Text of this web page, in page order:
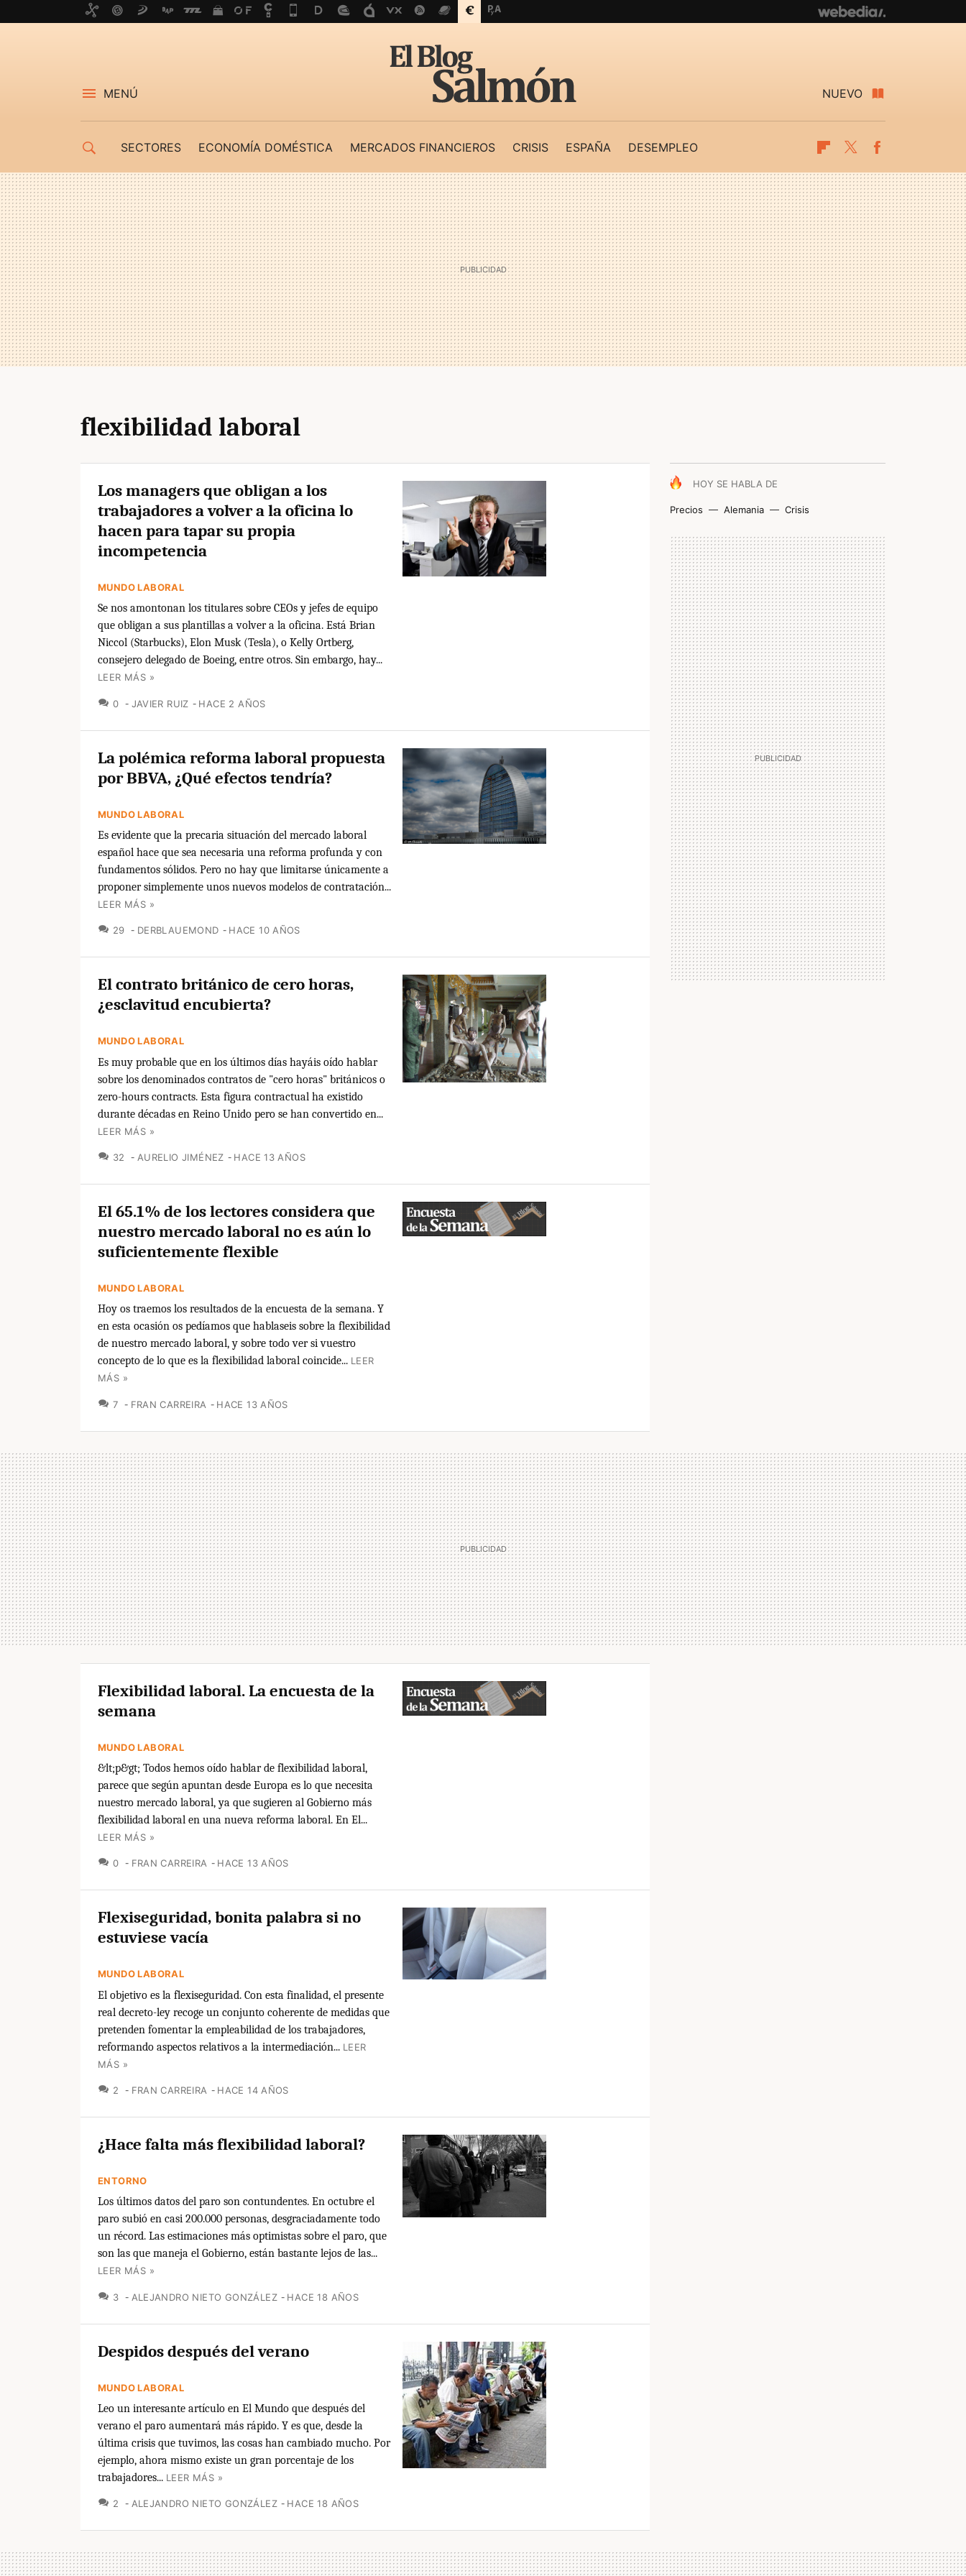
MENÚ NUEVO
SECTORES ECONOMÍA DOMÉSTICA MERCADOS FINANCIEROS CRISIS ESPAÑA DESEMPLEO Flipboard
Twitter
flexibilidad laboral
HOY SE HABLA DE
Precios Alemania Crisis
Los managers que obligan a los
trabajadores a volver a la oficina lo
hacen para tapar su propia
incompetencia
MUNDO LABORAL
Se nos amontonan los titulares sobre CEOs y jefes de equipo
que obligan a sus plantillas a volver a la oficina. Está Brian
Niccol (Starbucks), Elon Musk (Tesla), o Kelly Ortberg,
consejero delegado de Boeing, entre otros. Sin embargo, hay...
LEER MÁS »
0 COMENTARIOS
JAVIER RUIZ HACE 2 AÑOS
La polémica reforma laboral propuesta
por BBVA, ¿Qué efectos tendría?
MUNDO LABORAL
Es evidente que la precaria situación del mercado laboral
español hace que sea necesaria una reforma profunda y con
fundamentos sólidos. Pero no hay que limitarse únicamente a
proponer simplemente unos nuevos modelos de contratación...
LEER MÁS »
29 COMENTARIOS
DERBLAUEMOND HACE 10 AÑOS
El contrato británico de cero horas,
¿esclavitud encubierta?
MUNDO LABORAL
Es muy probable que en los últimos días hayáis oído hablar
sobre los denominados contratos de "cero horas" británicos o
zero-hours contracts. Esta figura contractual ha existido
durante décadas en Reino Unido pero se han convertido en...
LEER MÁS »
32 COMENTARIOS
AURELIO JIMÉNEZ HACE 13 AÑOS
El 65.1% de los lectores considera que
nuestro mercado laboral no es aún lo
suficientemente flexible
MUNDO LABORAL
Hoy os traemos los resultados de la encuesta de la semana. Y
en esta ocasión os pedíamos que hablaseis sobre la flexibilidad
de nuestro mercado laboral, y sobre todo ver si vuestro
concepto de lo que es la flexibilidad laboral coincide... LEER
MÁS »
7 COMENTARIOS
FRAN CARREIRA HACE 13 AÑOS
Flexibilidad laboral. La encuesta de la
semana
MUNDO LABORAL
&lt;p&gt; Todos hemos oído hablar de flexibilidad laboral,
parece que según apuntan desde Europa es lo que necesita
nuestro mercado laboral, ya que sugieren al Gobierno más
flexibilidad laboral en una nueva reforma laboral. En El...
LEER MÁS »
0 COMENTARIOS
FRAN CARREIRA HACE 13 AÑOS
Flexiseguridad, bonita palabra si no
estuviese vacía
MUNDO LABORAL
El objetivo es la flexiseguridad. Con esta finalidad, el presente
real decreto-ley recoge un conjunto coherente de medidas que
pretenden fomentar la empleabilidad de los trabajadores,
reformando aspectos relativos a la intermediación... LEER
MÁS »
2 COMENTARIOS
FRAN CARREIRA HACE 14 AÑOS
¿Hace falta más flexibilidad laboral?
ENTORNO
Los últimos datos del paro son contundentes. En octubre el
paro subió en casi 200.000 personas, desgraciadamente todo
un récord. Las estimaciones más optimistas sobre el paro, que
son las que maneja el Gobierno, están bastante lejos de las...
LEER MÁS »
3 COMENTARIOS
ALEJANDRO NIETO GONZÁLEZ HACE 18 AÑOS
Despidos después del verano
MUNDO LABORAL
Leo un interesante artículo en El Mundo que después del
verano el paro aumentará más rápido. Y es que, desde la
última crisis que tuvimos, las cosas han cambiado mucho. Por
ejemplo, ahora mismo existe un gran porcentaje de los
trabajadores... LEER MÁS »
2 COMENTARIOS
ALEJANDRO NIETO GONZÁLEZ HACE 18 AÑOS